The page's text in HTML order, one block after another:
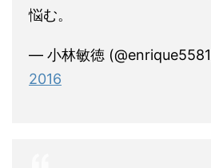
悩む。
— 小林敏徳
2016